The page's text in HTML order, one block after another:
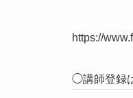
https://
◯講師登録